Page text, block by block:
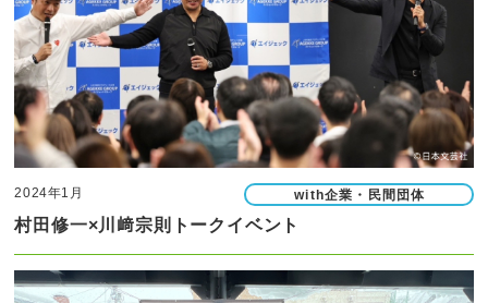
2024年1月 with企業・民間団体
村田修一×川﨑宗則トークイベント